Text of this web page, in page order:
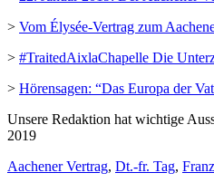
> Vom Élysée-Vertrag zum
> #TraitedAixlaChapelle Die
> Hörensagen: “Das Europa der
Unsere Redaktion hat wichtige
2019
Aachener Vertrag, Dt.-fr. Tag,